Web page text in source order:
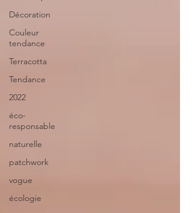
Décoration
Couleur
tendance
Terracotta
Tendance
2022
éco-
responsable
naturelle
patchwork
vogue
écologie